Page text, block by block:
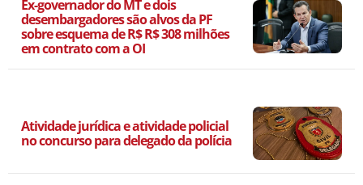
Ex-governador do MT e dois
desembargadores são alvos da PF
sobre esquema de R$ R$ 308 milhões
em contrato com a OI
Atividade jurídica e atividade policial
no concurso para delegado da polícia